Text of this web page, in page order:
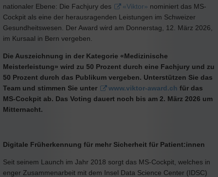
nationaler Ebene: Die Fachjury des
«Viktor» nominiert das MS-
Cockpit als eine der herausragenden Leistungen im Schweizer
Gesundheitswesen. Der Award wird am Donnerstag, 12. März 2026,
im Kursaal in Bern vergeben.
Die Auszeichnung in der Kategorie «Medizinische
Meisterleistung» wird zu 50 Prozent durch eine Fachjury und zu
50 Prozent durch das Publikum vergeben. Unterstützen Sie das
Team und stimmen Sie unter
www.viktor-award.ch für das
MS-Cockpit ab. Das Voting dauert noch bis am 2. März 2026 um
Mitternacht.
Digitale Früherkennung für mehr Sicherheit für Patient:innen
Seit seinem Launch im Jahr 2018 sorgt das MS-Cockpit, welches in
enger Zusammenarbeit mit dem Insel Data Science Center (IDSC)